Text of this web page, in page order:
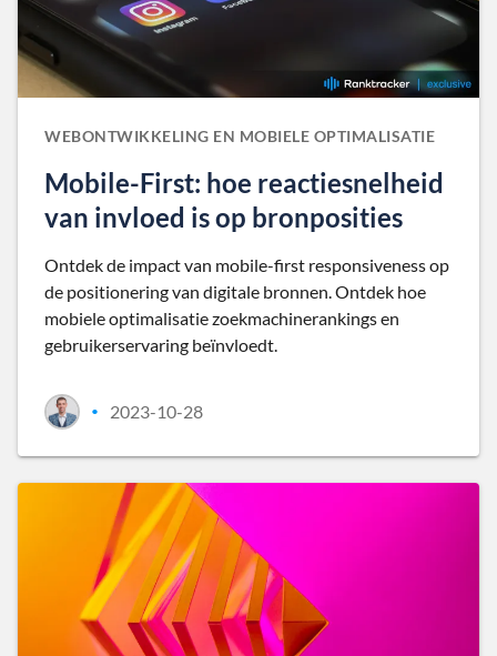
WEBONTWIKKELING EN MOBIELE OPTIMALISATIE
Mobile-First: hoe reactiesnelheid
van invloed is op bronposities
Ontdek de impact van mobile-first responsiveness op
de positionering van digitale bronnen. Ontdek hoe
mobiele optimalisatie zoekmachinerankings en
gebruikerservaring beïnvloedt.
• 2023-10-28